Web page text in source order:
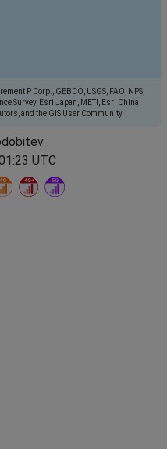
P Corp., GEBCO, USGS, FAO, NPS,
Survey, Esri Japan, METI, Esri China
and the GIS User Community
:
UTC